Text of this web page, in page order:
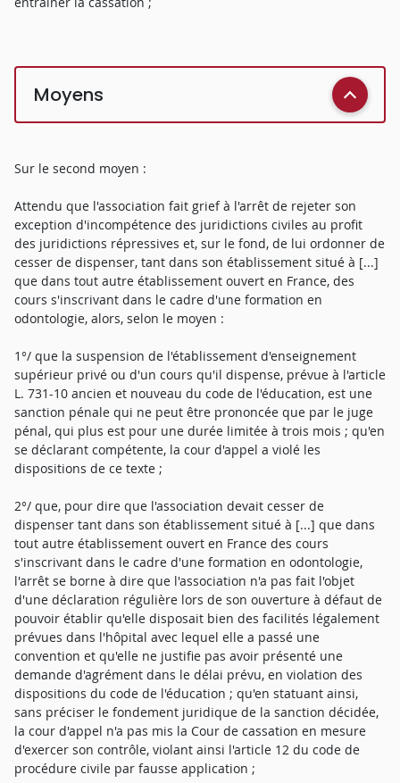
Moyens
Sur le second moyen :
Attendu que l'association fait grief à l'arrêt de rejeter son
exception d'incompétence des juridictions civiles au profit
des juridictions répressives et, sur le fond, de lui ordonner de
cesser de dispenser, tant dans son établissement situé à [...]
que dans tout autre établissement ouvert en France, des
cours s'inscrivant dans le cadre d'une formation en
odontologie, alors, selon le moyen :
1°/ que la suspension de l'établissement d'enseignement
supérieur privé ou d'un cours qu'il dispense, prévue à l'article
L. 731-10 ancien et nouveau du code de l'éducation, est une
sanction pénale qui ne peut être prononcée que par le juge
pénal, qui plus est pour une durée limitée à trois mois ; qu'en
se déclarant compétente, la cour d'appel a violé les
dispositions de ce texte ;
2°/ que, pour dire que l'association devait cesser de
dispenser tant dans son établissement situé à [...] que dans
tout autre établissement ouvert en France des cours
s'inscrivant dans le cadre d'une formation en odontologie,
l'arrêt se borne à dire que l'association n'a pas fait l'objet
d'une déclaration régulière lors de son ouverture à défaut de
pouvoir établir qu'elle disposait bien des facilités légalement
prévues dans l'hôpital avec lequel elle a passé une
convention et qu'elle ne justifie pas avoir présenté une
demande d'agrément dans le délai prévu, en violation des
dispositions du code de l'éducation ; qu'en statuant ainsi,
sans préciser le fondement juridique de la sanction décidée,
la cour d'appel n'a pas mis la Cour de cassation en mesure
d'exercer son contrôle, violant ainsi l'article 12 du code de
procédure civile par fausse application ;